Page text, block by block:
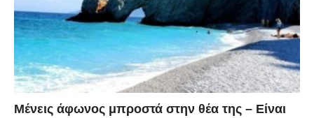
Μένεις άφωνος μπροστά στην θέα της – Είναι